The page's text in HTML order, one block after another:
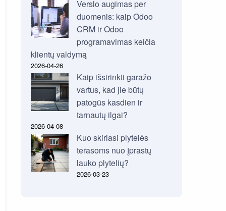
Verslo augimas per
duomenis: kaip Odoo
CRM ir Odoo
programavimas keičia
klientų valdymą
2026-04-26
Kaip išsirinkti garažo
vartus, kad jie būtų
patogūs kasdien ir
tarnautų ilgai?
2026-04-08
Kuo skiriasi plytelės
terasoms nuo įprastų
lauko plytelių?
2026-03-23